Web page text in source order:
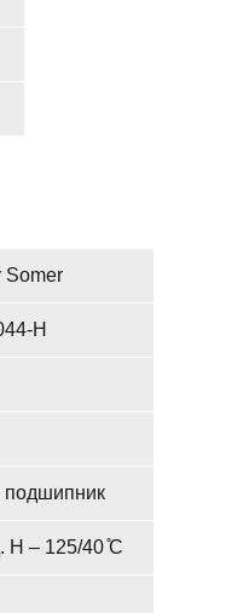
Somer
H
H – 125/40 ̊C